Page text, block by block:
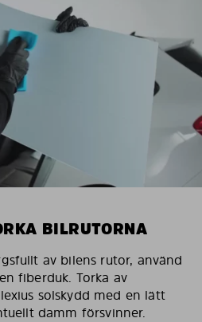
BILRUTORNA
av bilens rutor, använd
fiberduk. Torka av
solskydd med en lätt
damm försvinner.